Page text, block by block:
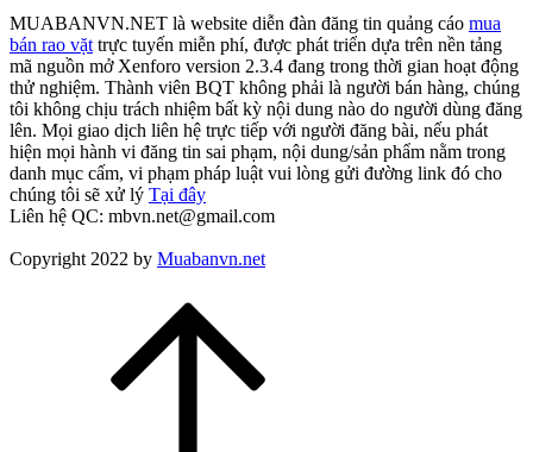
MUABANVN.NET là website diễn đàn đăng tin quảng cáo mua
bán rao vặt trực tuyến miễn phí, được phát triển dựa trên nền tảng
mã nguồn mở Xenforo version 2.3.4 đang trong thời gian hoạt động
thử nghiệm. Thành viên BQT không phải là người bán hàng, chúng
tôi không chịu trách nhiệm bất kỳ nội dung nào do người dùng đăng
lên. Mọi giao dịch liên hệ trực tiếp với người đăng bài, nếu phát
hiện mọi hành vi đăng tin sai phạm, nội dung/sản phẩm nằm trong
danh mục cấm, vi phạm pháp luật vui lòng gửi đường link đó cho
chúng tôi sẽ xử lý Tại đây
Liên hệ QC: mbvn.net@gmail.com
Copyright 2022 by Muabanvn.net